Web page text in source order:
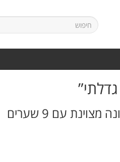
דולב שחקן הבית של המועדון, יפתח את עונתו השלישית ברציפות באשקלון לאחר עונה מצוינת עם 9 שערים